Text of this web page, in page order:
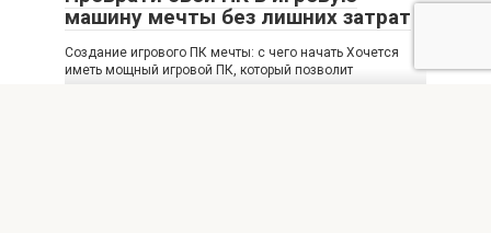
машину мечты без лишних затрат
Создание игрового ПК мечты: с чего начать Хочется
иметь мощный игровой ПК, который позволит